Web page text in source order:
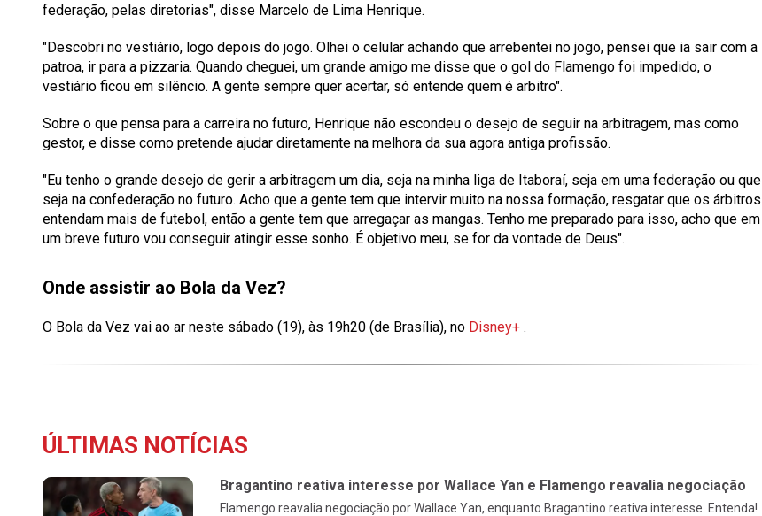
federação, pelas diretorias", disse Marcelo de Lima Henrique.
"Descobri no vestiário, logo depois do jogo. Olhei o celular achando que arrebentei no jogo, pensei que ia sair com a
patroa, ir para a pizzaria. Quando cheguei, um grande amigo me disse que o gol do Flamengo foi impedido, o
vestiário ficou em silêncio. A gente sempre quer acertar, só entende quem é arbitro".
Sobre o que pensa para a carreira no futuro, Henrique não escondeu o desejo de seguir na arbitragem, mas como
gestor, e disse como pretende ajudar diretamente na melhora da sua agora antiga profissão.
"Eu tenho o grande desejo de gerir a arbitragem um dia, seja na minha liga de Itaboraí, seja em uma federação ou que
seja na confederação no futuro. Acho que a gente tem que intervir muito na nossa formação, resgatar que os árbitros
entendam mais de futebol, então a gente tem que arregaçar as mangas. Tenho me preparado para isso, acho que em
um breve futuro vou conseguir atingir esse sonho. É objetivo meu, se for da vontade de Deus".
Onde assistir ao Bola da Vez?
O Bola da Vez vai ao ar neste sábado (19), às 19h20 (de Brasília), no Disney+ .
ÚLTIMAS NOTÍCIAS
Bragantino reativa interesse por Wallace Yan e Flamengo reavalia negociação
Flamengo reavalia negociação por Wallace Yan, enquanto Bragantino reativa interesse. Entenda!